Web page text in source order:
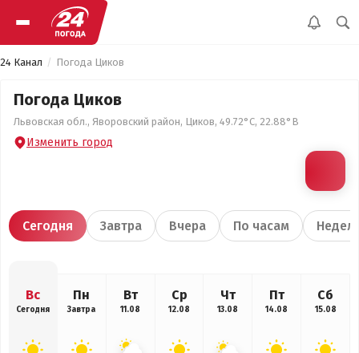
24 Канал Погода Циков
Погода Циков
Львовская обл., Яворовский район, Циков, 49.72°С, 22.88°В
Изменить город
Сегодня Завтра Вчера По часам
Вс
Сегодня
Пн
Завтра
Вт
11.08
Ср
12.08
Чт
13.08
Пт
14.08
Сб
15.08